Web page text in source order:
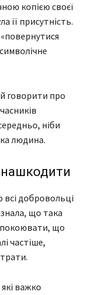
копією своєї
її присутність.
говорити про
ніби
людина.
нашкодити
добровольці
що така
що
частіше,
важко